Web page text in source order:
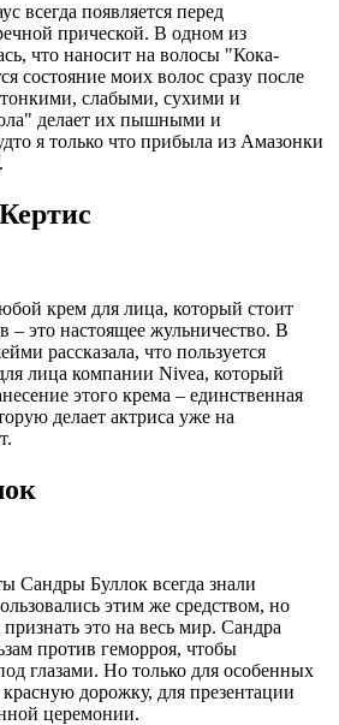
всегда появляется перед
прической. В одном из
что наносит на волосы "Кока-
состояние моих волос сразу после
слабыми, сухими и
делает их пышными и
я только что прибыла из Амазонки
крем для лица, который стоит
– это настоящее жульничество. В
рассказала, что пользуется
лица компании Nivea, который
этого крема – единственная
делает актриса уже на
Сандры Буллок всегда знали
этим же средством, но
это на весь мир. Сандра
против геморроя, чтобы
глазами. Но только для особенных
дорожку, для презентации
церемонии.